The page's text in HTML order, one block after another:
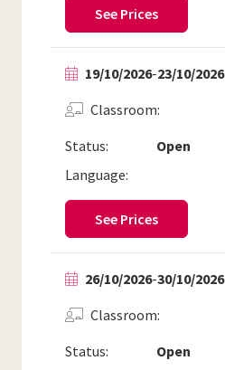
See Prices
19/10/2026-23/10/2026
Status: Open
Classroom
Language:
See Prices
26/10/2026-30/10/2026
Status: Open
Classroom